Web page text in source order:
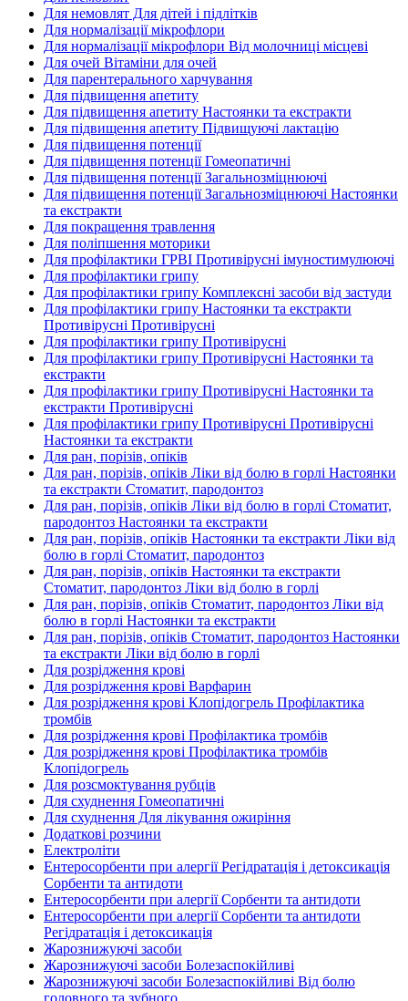
Для немовлят Для дітей і підлітків
Для нормалізації мікрофлори
Для нормалізації мікрофлори Від молочниці місцеві
Для очей Вітаміни для очей
Для парентерального харчування
Для підвищення апетиту
Для підвищення апетиту Настоянки та екстракти
Для підвищення апетиту Підвищуючі лактацію
Для підвищення потенції
Для підвищення потенції Гомеопатичні
Для підвищення потенції Загальнозміцнюючі
Для підвищення потенції Загальнозміцнюючі Настоянки
та екстракти
Для покращення травлення
Для поліпшення моторики
Для профілактики ГРВІ Противірусні імуностимулюючі
Для профілактики грипу
Для профілактики грипу Комплексні засоби від застуди
Для профілактики грипу Настоянки та екстракти
Противірусні Противірусні
Для профілактики грипу Противірусні
Для профілактики грипу Противірусні Настоянки та
екстракти
Для профілактики грипу Противірусні Настоянки та
екстракти Противірусні
Для профілактики грипу Противірусні Противірусні
Настоянки та екстракти
Для ран, порізів, опіків
Для ран, порізів, опіків Ліки від болю в горлі Настоянки
та екстракти Стоматит, пародонтоз
Для ран, порізів, опіків Ліки від болю в горлі Стоматит,
пародонтоз Настоянки та екстракти
Для ран, порізів, опіків Настоянки та екстракти Ліки від
болю в горлі Стоматит, пародонтоз
Для ран, порізів, опіків Настоянки та екстракти
Стоматит, пародонтоз Ліки від болю в горлі
Для ран, порізів, опіків Стоматит, пародонтоз Ліки від
болю в горлі Настоянки та екстракти
Для ран, порізів, опіків Стоматит, пародонтоз Настоянки
та екстракти Ліки від болю в горлі
Для розрідження крові
Для розрідження крові Варфарин
Для розрідження крові Клопідогрель Профілактика
тромбів
Для розрідження крові Профілактика тромбів
Для розрідження крові Профілактика тромбів
Клопідогрель
Для розсмоктування рубців
Для схуднення Гомеопатичні
Для схуднення Для лікування ожиріння
Додаткові розчини
Електроліти
Ентеросорбенти при алергії Регідратація і детоксикація
Сорбенти та антидоти
Ентеросорбенти при алергії Сорбенти та антидоти
Ентеросорбенти при алергії Сорбенти та антидоти
Регідратація і детоксикація
Жарознижуючі засоби
Жарознижуючі засоби Болезаспокійливі
Жарознижуючі засоби Болезаспокійливі Від болю
головного та зубного